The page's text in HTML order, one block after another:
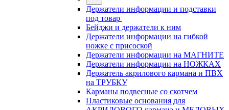
Держатели информации и подставки
под товар
Бейджи и держатели к ним
Держатели информации на гибкой
ножке с присоской
Держатели информации на МАГНИТЕ
Держатели информации на НОЖКАХ
Держатель акрилового кармана и ПВХ
на ТРУБКУ
Карманы подвесные со скотчем
Пластиковые основания для